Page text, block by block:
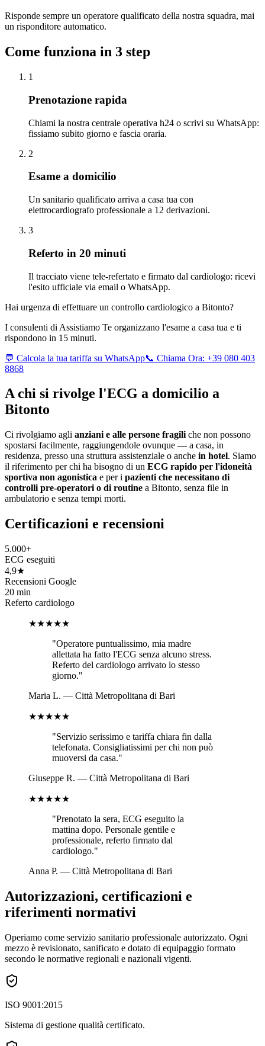
Risponde sempre un operatore qualificato della nostra squadra, mai
un risponditore automatico.
Come funziona in 3 step
1
Prenotazione rapida
Chiami la nostra centrale operativa h24 o scrivi su WhatsApp:
fissiamo subito giorno e fascia oraria.
2
Esame a domicilio
Un sanitario qualificato arriva a casa tua con
elettrocardiografo professionale a 12 derivazioni.
3
Referto in 20 minuti
Il tracciato viene tele-refertato e firmato dal cardiologo: ricevi
l'esito ufficiale via email o WhatsApp.
Hai urgenza di effettuare un controllo cardiologico a Bitonto?
I consulenti di Assistiamo Te organizzano l'esame a casa tua e ti
rispondono in 15 minuti.
💬 Calcola la tua tariffa su WhatsApp📞 Chiama Ora: +39 080 403
8868
A chi si rivolge l'ECG a domicilio a
Bitonto
Ci rivolgiamo agli anziani e alle persone fragili che non possono
spostarsi facilmente, raggiungendole ovunque — a casa, in
residenza, presso una struttura assistenziale o anche in hotel. Siamo
il riferimento per chi ha bisogno di un ECG rapido per l'idoneità
sportiva non agonistica e per i pazienti che necessitano di
controlli pre-operatori o di routine a Bitonto, senza file in
ambulatorio e senza tempi morti.
Certificazioni e recensioni
5.000+
ECG eseguiti
4,9★
Recensioni Google
20 min
Referto cardiologo
★★★★★
"Operatore puntualissimo, mia madre
allettata ha fatto l'ECG senza alcuno stress.
Referto del cardiologo arrivato lo stesso
giorno."
Maria L. — Città Metropolitana di Bari
★★★★★
"Servizio serissimo e tariffa chiara fin dalla
telefonata. Consigliatissimi per chi non può
muoversi da casa."
Giuseppe R. — Città Metropolitana di Bari
★★★★★
"Prenotato la sera, ECG eseguito la
mattina dopo. Personale gentile e
professionale, referto firmato dal
cardiologo."
Anna P. — Città Metropolitana di Bari
Autorizzazioni, certificazioni e
riferimenti normativi
Operiamo come servizio sanitario professionale autorizzato. Ogni
mezzo è revisionato, sanificato e dotato di equipaggio formato
secondo le normative regionali e nazionali vigenti.
ISO 9001:2015
Sistema di gestione qualità certificato.